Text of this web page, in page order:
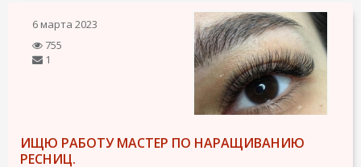
6 марта 2023
755
1
ИЩЮ РАБОТУ МАСТЕР ПО НАРАЩИВАНИЮ
РЕСНИЦ.